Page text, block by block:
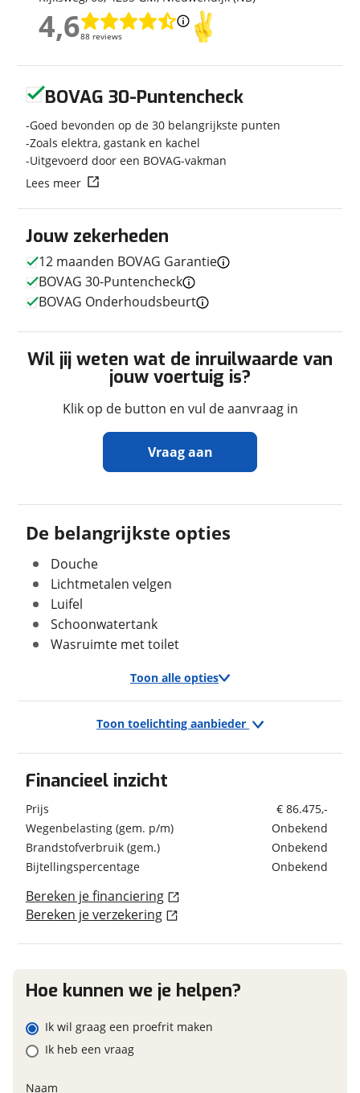
Bouwjaar
2026
Modeljaar
2026
Soort voertuig
Camper
Nieuw of occasion
Occasion
Techniek
Afmetingen en gewicht
Lengte
5,99 m
Massa ledig voertuig
2.950 kg
Maximaal toelaatbaar
3.500 kg
In- en exterieur
Sanitairindeling
Middenopstelling
Aantal slaapplaatsen
Bedindeling
Bedbreedte
Bedlengte
Verbruik en milieu
Geschiedenis
Voertuig heeft
schadeverleden
Voormalig verhuurvoertuig
Prijs
€ 86.475,-
BTW/marge
Financieel inzicht
Prijs
€ 86.475,-
Wegenbelasting (gem. p/m)
Onbekend
Brandstofverbruik (gem.)
Onbekend
Bijtellingspercentage
Onbekend
Bereken je financiering
Bereken je verzekering
De belangrijkste opties
Douche
Lichtmetalen velgen
Luifel
Schoonwatertank
Wasruimte met toilet
Toon alle opties
Exterieur/Interieur
Elektrische opstap
Leeslampjes
Keuken
Boiler
Koelkast
Oven
Airco op motor
Airconditioning
Toon toelichting aanbieder
4,688 reviews
4,6
Jouw zekerheden
12 maanden BOVAG Garantie
BOVAG 30-Puntencheck
BOVAG Onderhoudsbeurt
Wil jij weten wat de inruilwaarde van
jouw voertuig is?
Klik op de button en vul de aanvraag in
Vraag aan
Ontvang gratis jouw
inruilwaarde!
Campers & Cars
jouw inruilwaarde te bepalen.
Jouw kampeervoertuig
Kies je voertuig:
Vouwwagen
Schatting kilometerstand
Eventuele bijzonderheden (optioneel)
Foto's
Klik hier om foto's te uploaden
(optioneel)
JPG, PNG (max 10 foto's)
Jouw contactgegevens
BOVAG 30-Puntencheck
Goed bevonden op de 30 belangrijkste punten
Zoals elektra, gastank en kachel
Uitgevoerd door een BOVAG-vakman
Lees meer
Hoe kunnen we je helpen?
Ik wil graag een proefrit maken
Ik heb een vraag
Naam